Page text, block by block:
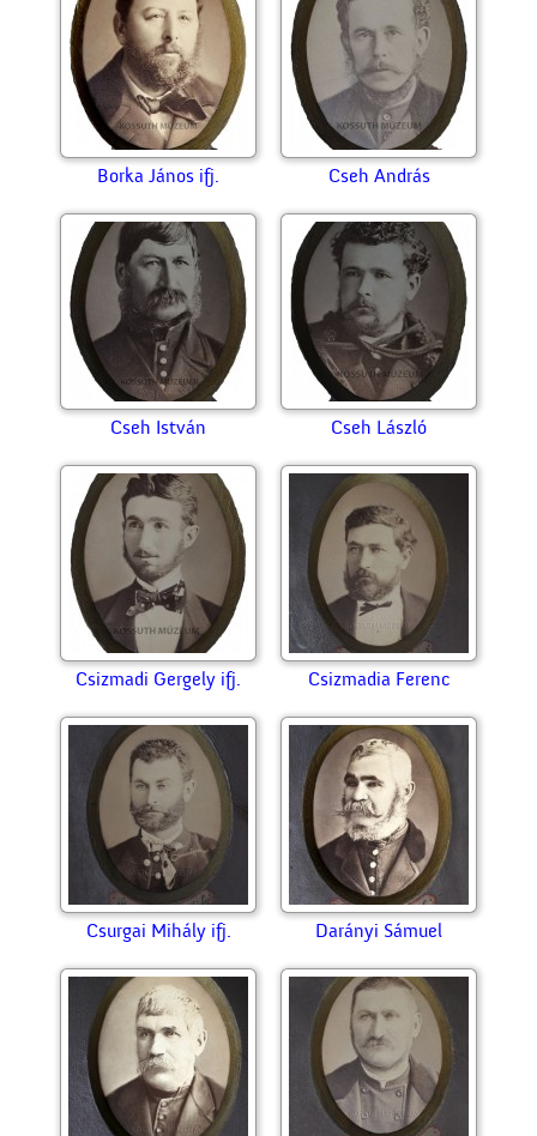
Borka János ifj. Cseh András
Cseh István Cseh László
Csizmadi Gergely ifj. Csizmadia Ferenc
Csurgai Mihály ifj. Darányi Sámuel